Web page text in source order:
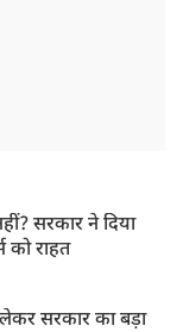
सरकार ने दिया
को राहत
सरकार का बड़ा